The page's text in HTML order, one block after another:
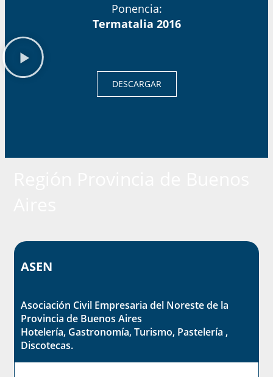
Ponencia:
Termatalia 2016
DESCARGAR
ASEN
Asociación Civil Empresaria del Noreste de la
Provincia de Buenos Aires
Hotelería, Gastronomía, Turismo, Pastelería ,
Discotecas.